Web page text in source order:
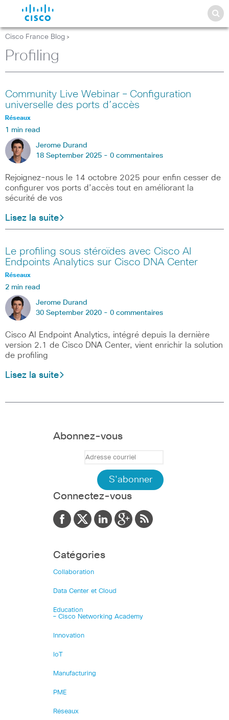
Cisco France Blog >
Profiling
Community Live Webinar – Configuration
universelle des ports d’accès
Réseaux
1 min read
Jerome Durand
18 September 2025 - 0 commentaires
Rejoignez-nous le 14 octobre 2025 pour enfin cesser de
configurer vos ports d’accès tout en améliorant la
sécurité de vos
Lisez la suite
Le profiling sous stéroïdes avec Cisco AI
Endpoints Analytics sur Cisco DNA Center
Réseaux
2 min read
Jerome Durand
30 September 2020 - 0 commentaires
Cisco AI Endpoint Analytics, intégré depuis la dernière
version 2.1 de Cisco DNA Center, vient enrichir la solution
de profiling
Lisez la suite
Abonnez-vous
Connectez-vous
Catégories
Collaboration
Data Center et Cloud
Education
– Cisco Networking Academy
Innovation
IoT
Manufacturing
PME
Réseaux